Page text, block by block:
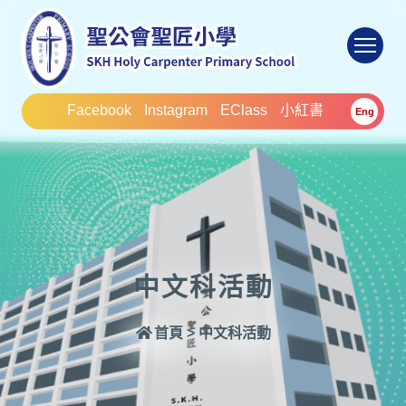
Facebook Instagram EClass 小紅書 Eng
中文科活動
首頁 > 中文科活動